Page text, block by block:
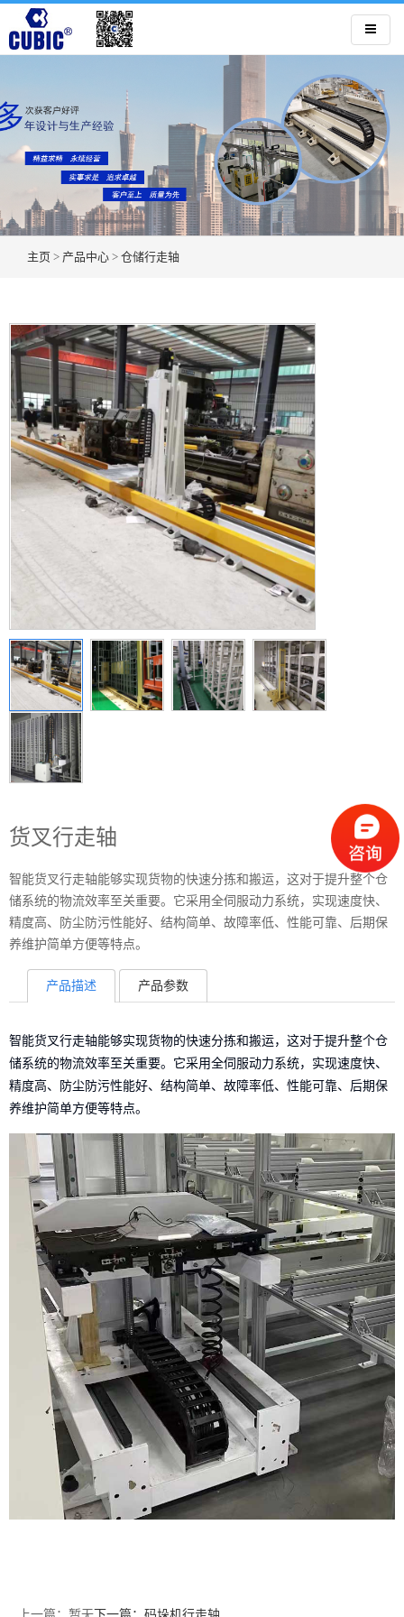
主页 > 产品中心 > 仓储行走轴
货叉行走轴
智能货叉行走轴能够实现货物的快速分拣和搬运，这对于提升整个仓
储系统的物流效率至关重要。它采用全伺服动力系统，实现速度快、
精度高、防尘防污性能好、结构简单、故障率低、性能可靠、后期保
养维护简单方便等特点。
产品描述 产品参数
智能货叉行走轴能够实现货物的快速分拣和搬运，这对于提升整个仓
储系统的物流效率至关重要。 它采用全伺服动力系统，实现速度快、
精度高、防尘防污性能好、 结构简单、故障率低、性能可靠、后期保
养维护简单方便等特点。